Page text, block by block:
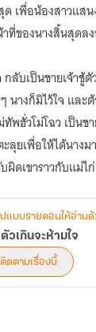
ด เพื่อน้องสาวแส
ลับเป็นชายเจ้าชู้
งก็มิไว้ใจ และต้
ยที่ชอบเอาชนะ ดัง
ลุยเพื่อให้ได้นาง
ดเขาราวกับแม่ไ
แต่เมื่อใดก็ไม่รู้ แต่
วใจตนเอง
แล้วนะคะ ขอบคุณ
ปแบบรายตอนให้อ่าน
วเกินจะห้ามใจ
ติดตามเรื่องนี้